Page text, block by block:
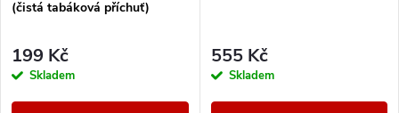
(čistá tabáková příchuť)
199 Kč
Skladem
555 Kč
Skladem